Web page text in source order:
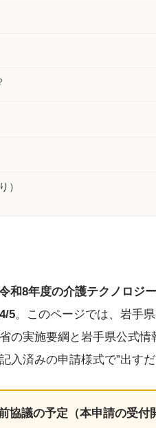
）
和8年度の介護テクノロジ
5。このページでは、岩手
の実施要綱と岩手県公式情
済みの申請様式で”出すだ
協議の予定（本申請の受付